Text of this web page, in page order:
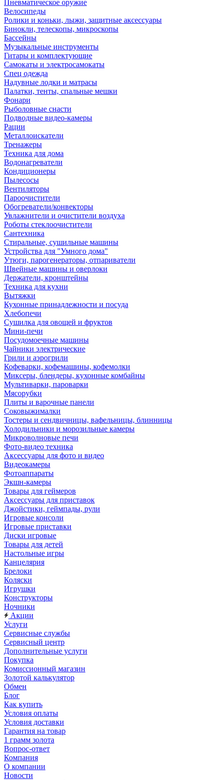
Пневматическое оружие
Велосипеды
Ролики и коньки, лыжи, защитные аксессуары
Бинокли, телескопы, микроскопы
Бассейны
Музыкальные инструменты
Гитары и комплектующие
Самокаты и электросамокаты
Спец одежда
Надувные лодки и матрасы
Палатки, тенты, спальные мешки
Фонари
Рыболовные снасти
Подводные видео-камеры
Рации
Металлоискатели
Тренажеры
Техника для дома
Водонагреватели
Кондиционеры
Пылесосы
Вентиляторы
Пароочистители
Обогреватели/конвекторы
Увлажнители и очистители воздуха
Роботы стеклоочистители
Сантехника
Стиральные, сушильные машины
Устройства для "Умного дома"
Утюги, парогенераторы, отпариватели
Швейные машины и оверлоки
Держатели, кронштейны
Техника для кухни
Вытяжки
Кухонные принадлежности и посуда
Хлебопечи
Сушилка для овощей и фруктов
Мини-печи
Посудомоечные машины
Чайники электрические
Грили и аэрогрили
Кофеварки, кофемашины, кофемолки
Миксеры, блендеры, кухонные комбайны
Мультиварки, пароварки
Мясорубки
Плиты и варочные панели
Соковыжималки
Тостеры и сендвичницы, вафельницы, блинницы
Холодильники и морозильные камеры
Микроволновые печи
Фото-видео техника
Аксессуары для фото и видео
Видеокамеры
Фотоаппараты
Экшн-камеры
Товары для геймеров
Аксессуары для приставок
Джойстики, геймпады, рули
Игровые консоли
Игровые приставки
Диски игровые
Товары для детей
Настольные игры
Канцелярия
Брелоки
Коляски
Игрушки
Конструкторы
Ночники
Акции
Услуги
Сервисные службы
Сервисный центр
Дополнительные услуги
Покупка
Комиссионный магазин
Золотой калькулятор
Обмен
Блог
Как купить
Условия оплаты
Условия доставки
Гарантия на товар
1 грамм золота
Вопрос-ответ
Компания
О компании
Новости